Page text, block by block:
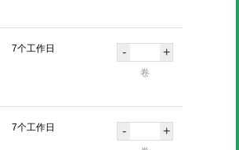
7个工作日 - +
卷
7个工作日 - +